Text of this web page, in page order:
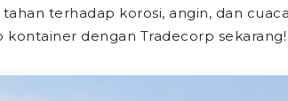
terhadap korosi, angin, dan
dengan Tradecorp sekarang!